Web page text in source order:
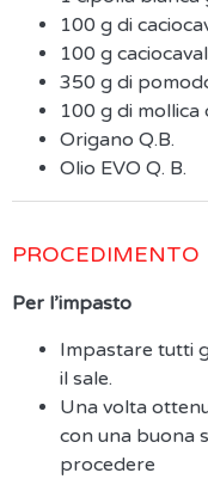
100 g di
100 g
350 g di
100 g di mollica
Origano Q.B.
Olio EVO Q. B.
PROCEDIMENTO
Per l’impasto
Impastare tutti
il sale.
Una volta
con una buona
procedere